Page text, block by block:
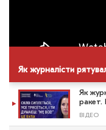
Як
ракет.
ВІДЕО